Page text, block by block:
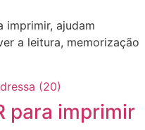
imprimir, ajudam
a leitura, memorização
para imprimir